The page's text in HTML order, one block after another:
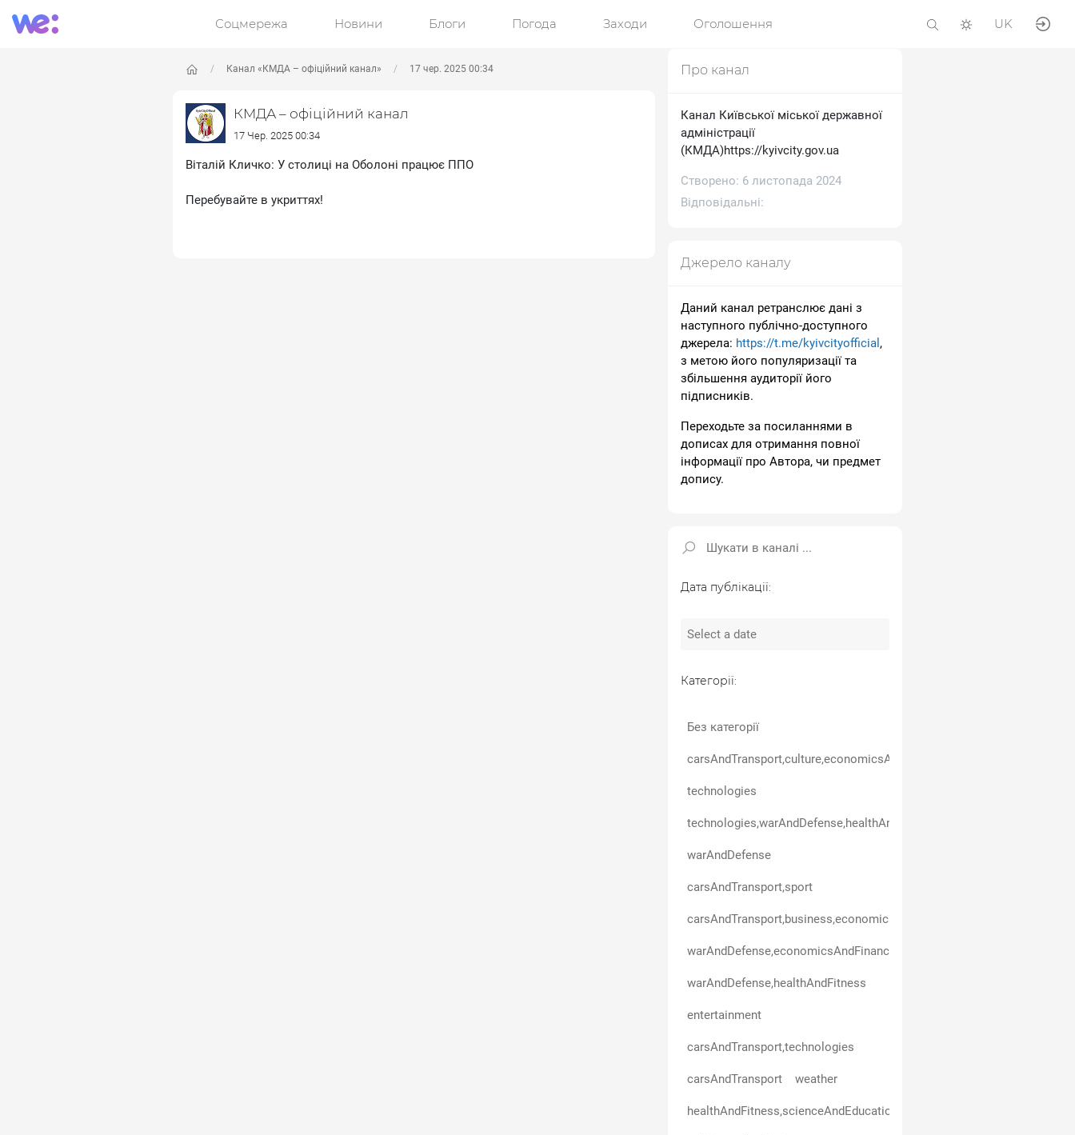
Соцмережа Новини Блоги Погода Заходи Оголошення UK
Канал «КМДА – офіційний канал» 17 чер. 2025 00:34
КМДА – офіційний канал
17 Чер. 2025 00:34
Віталій Кличко: У столиці на Оболоні працює ППО
Перебувайте в укриттях!
Про канал
Канал Київської міської державної
адміністрації
(КМДА)https://kyivcity.gov.ua
Створено: 6 листопада 2024
Відповідальні:
Джерело каналу
Даний канал ретранслює дані з
наступного публічно-доступного
джерела: https://t.me/kyivcityofficial ,
з метою його популяризації та
збільшення аудиторії його
підписників.
Переходьте за посиланнями в
дописах для отримання повної
інформації про Автора, чи предмет
допису.
Дата публікації:
Категорії:
Без категорії
carsAndTransport,culture,economicsAndFinance,technologies,sport
technologies
technologies,warAndDefense,healthAndFitness
warAndDefense
carsAndTransport,sport
carsAndTransport,business,economicsAndFinance,healthAndFitness
warAndDefense,economicsAndFinance
warAndDefense,healthAndFitness
entertainment
carsAndTransport,technologies
carsAndTransport weather
healthAndFitness,scienceAndEducation